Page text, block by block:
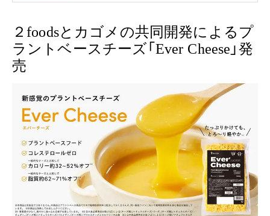
２foodsとカゴメの共同開発によるプ
ラントベースチーズ「Ever Cheese」発
売